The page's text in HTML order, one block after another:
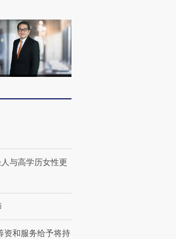
寻找100种
CFO：不靠规模取胜，华
与高学历女性更
资和服务给予将持